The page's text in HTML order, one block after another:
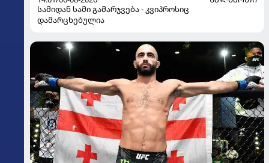
სამიდან სამი გამარჯვება - კვიპროსიც
დამარცხებულია